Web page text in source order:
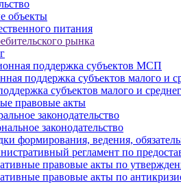
объекты
питания
рынка
поддержка субъектов МСП
поддержка субъектов малого и
субъектов малого и
правовые акты
законодательство
законодательство
формирования, ведения,
регламент по
правовые акты по
правовые акты по